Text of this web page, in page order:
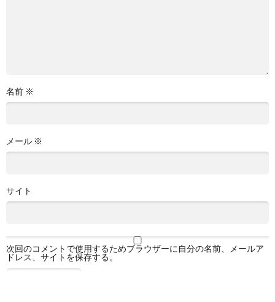
名前 ※
メール ※
サイト
次回のコメントで使用するためブラウザーに自分の名前、メールア
ドレス、サイトを保存する。